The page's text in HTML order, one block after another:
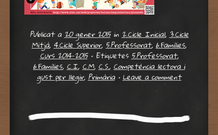
Publicat a20 gener 2015 in2.Cicle Inicial,3.Cicle
Mitjà, 4.Cicle Superior, 5.Professorat, 6.Famílies,
Curs 2014-2015 • Etiquetes5.Professorat,
6.Famílies, C.I, C.M, C.S., Competència lectora i
gust per llegir,Primària •Leave a comment